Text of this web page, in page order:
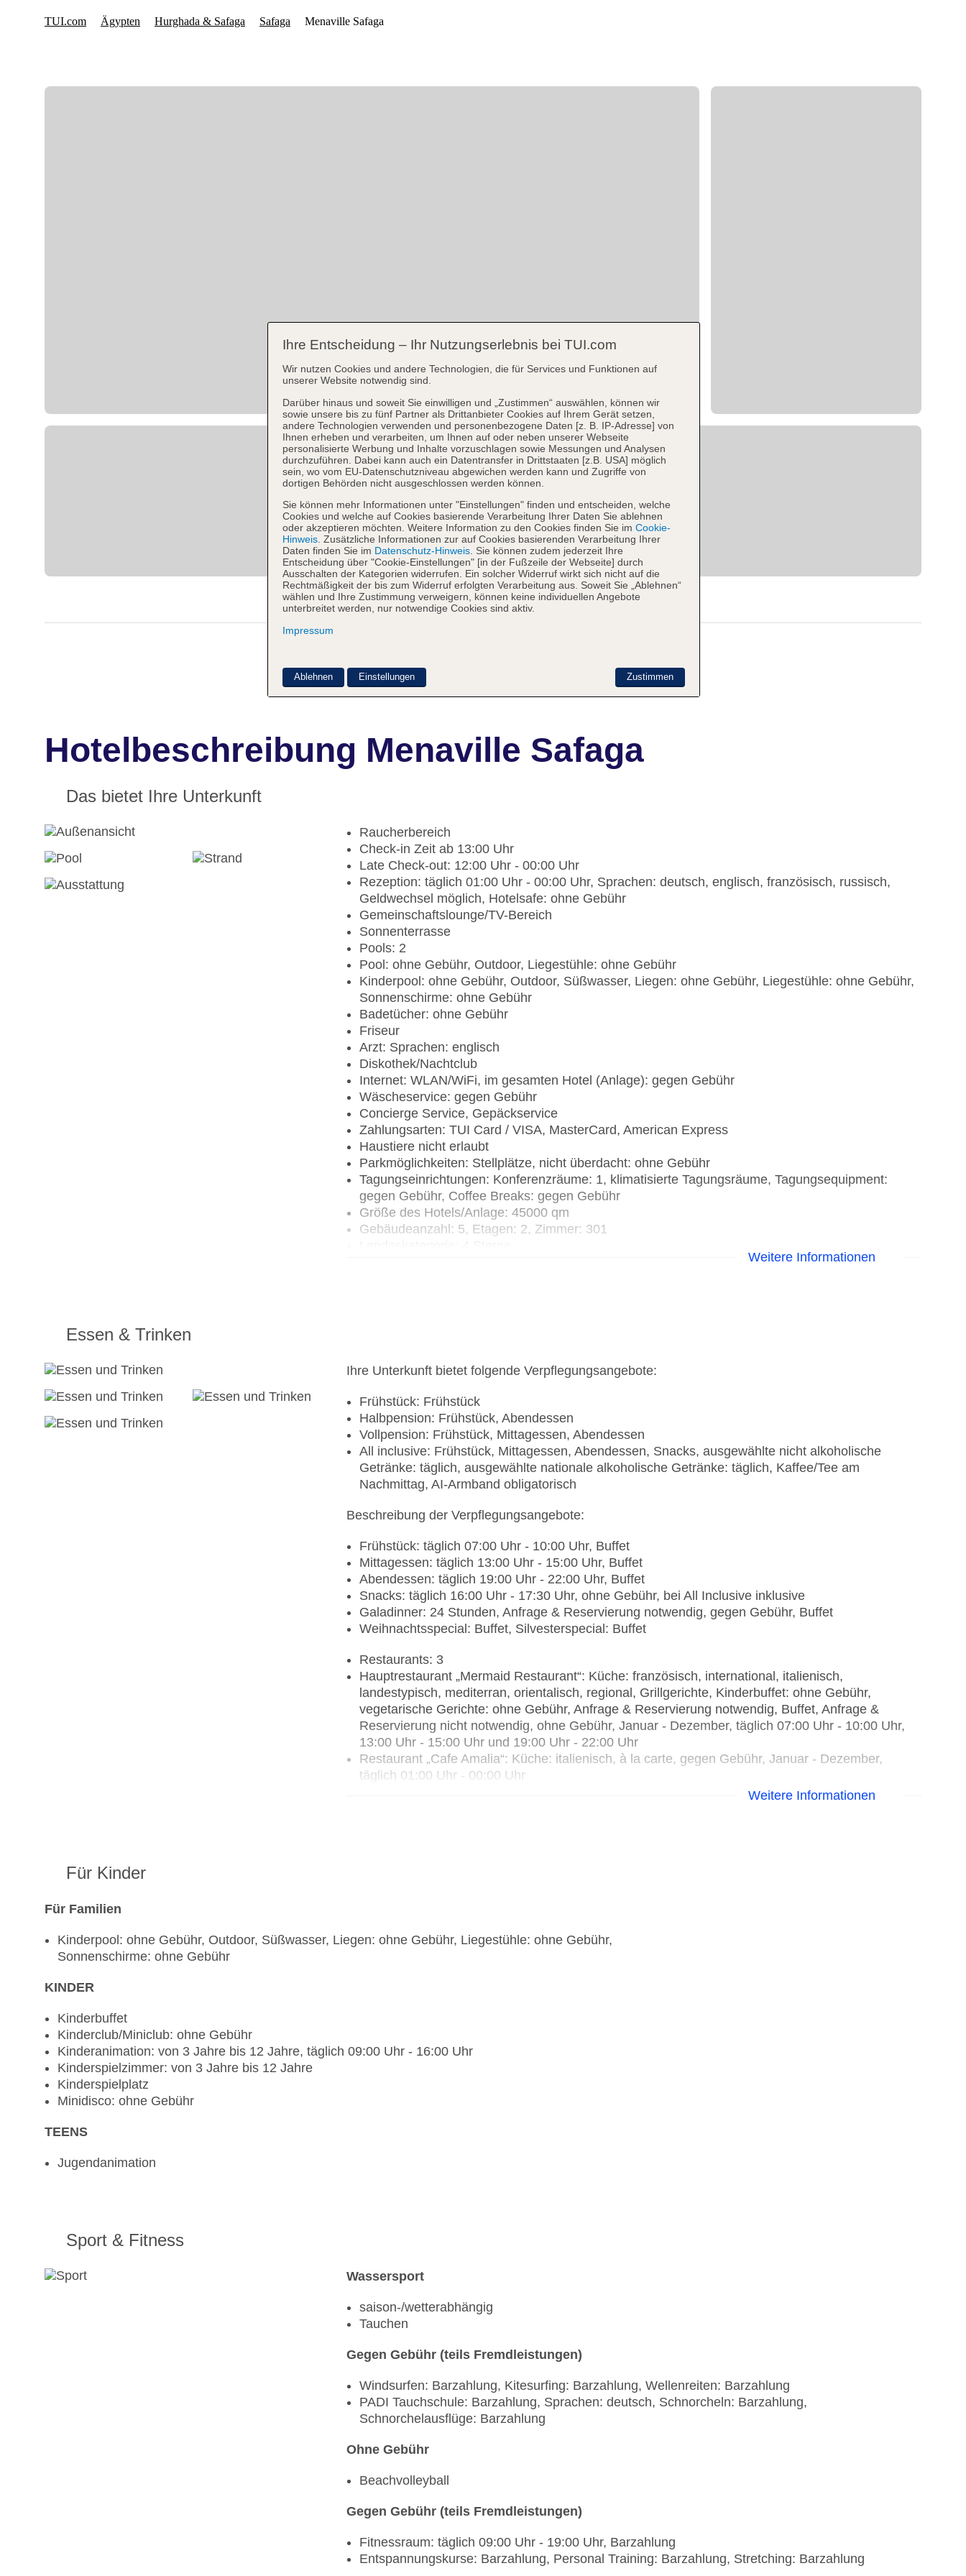
Hotelbeschreibung Menaville Safaga
Das bietet Ihre Unterkunft
Raucherbereich
Check-in Zeit ab 13:00 Uhr
Late Check-out: 12:00 Uhr - 00:00 Uhr
Rezeption: täglich 01:00 Uhr - 00:00 Uhr, Sprachen: deutsch, englisch, französisch, russisch,
Geldwechsel möglich, Hotelsafe: ohne Gebühr
Gemeinschaftslounge/TV-Bereich
Sonnenterrasse
Pools: 2
Pool: ohne Gebühr, Outdoor, Liegestühle: ohne Gebühr
Kinderpool: ohne Gebühr, Outdoor, Süßwasser, Liegen: ohne Gebühr, Liegestühle: ohne Gebühr,
Sonnenschirme: ohne Gebühr
Badetücher: ohne Gebühr
Friseur
Arzt: Sprachen: englisch
Diskothek/Nachtclub
Internet: WLAN/WiFi, im gesamten Hotel (Anlage): gegen Gebühr
Wäscheservice: gegen Gebühr
Concierge Service, Gepäckservice
Zahlungsarten: TUI Card / VISA, MasterCard, American Express
Haustiere nicht erlaubt
Parkmöglichkeiten: Stellplätze, nicht überdacht: ohne Gebühr
Tagungseinrichtungen: Konferenzräume: 1, klimatisierte Tagungsräume, Tagungsequipment:
gegen Gebühr, Coffee Breaks: gegen Gebühr
Größe des Hotels/Anlage: 45000 qm
Gebäudeanzahl: 5, Etagen: 2, Zimmer: 301
Weitere Informationen
Essen & Trinken
Ihre Unterkunft bietet folgende Verpflegungsangebote:
Frühstück: Frühstück
Halbpension: Frühstück, Abendessen
Vollpension: Frühstück, Mittagessen, Abendessen
All inclusive: Frühstück, Mittagessen, Abendessen, Snacks, ausgewählte nicht alkoholische
Getränke: täglich, ausgewählte nationale alkoholische Getränke: täglich, Kaffee/Tee am
Nachmittag, AI-Armband obligatorisch
Beschreibung der Verpflegungsangebote:
Frühstück: täglich 07:00 Uhr - 10:00 Uhr, Buffet
Mittagessen: täglich 13:00 Uhr - 15:00 Uhr, Buffet
Abendessen: täglich 19:00 Uhr - 22:00 Uhr, Buffet
Snacks: täglich 16:00 Uhr - 17:30 Uhr, ohne Gebühr, bei All Inclusive inklusive
Galadinner: 24 Stunden, Anfrage & Reservierung notwendig, gegen Gebühr, Buffet
Weihnachtsspecial: Buffet, Silvesterspecial: Buffet
Restaurants: 3
Hauptrestaurant „Mermaid Restaurant“: Küche: französisch, international, italienisch,
landestypisch, mediterran, orientalisch, regional, Grillgerichte, Kinderbuffet: ohne Gebühr,
vegetarische Gerichte: ohne Gebühr, Anfrage & Reservierung notwendig, Buffet, Anfrage &
Reservierung nicht notwendig, ohne Gebühr, Januar - Dezember, täglich 07:00 Uhr - 10:00 Uhr,
13:00 Uhr - 15:00 Uhr und 19:00 Uhr - 22:00 Uhr
Restaurant „Cafe Amalia“: Küche: italienisch, à la carte, gegen Gebühr, Januar - Dezember,
täglich 01:00 Uhr - 00:00 Uhr
Restaurant „Fish restaurant“: Küche: Fisch/Meeresfrüchte, à la carte, Anfrage & Reservierung
Weitere Informationen
Für Kinder
Für Familien
Kinderpool: ohne Gebühr, Outdoor, Süßwasser, Liegen: ohne Gebühr, Liegestühle: ohne Gebühr,
Sonnenschirme: ohne Gebühr
KINDER
Kinderbuffet
Kinderclub/Miniclub: ohne Gebühr
Kinderanimation: von 3 Jahre bis 12 Jahre, täglich 09:00 Uhr - 16:00 Uhr
Kinderspielzimmer: von 3 Jahre bis 12 Jahre
Kinderspielplatz
Minidisco: ohne Gebühr
TEENS
Jugendanimation
Sport & Fitness
Wassersport
saison-/wetterabhängig
Tauchen
Gegen Gebühr (teils Fremdleistungen)
Windsurfen: Barzahlung, Kitesurfing: Barzahlung, Wellenreiten: Barzahlung
PADI Tauchschule: Barzahlung, Sprachen: deutsch, Schnorcheln: Barzahlung,
Schnorchelausflüge: Barzahlung
Ohne Gebühr
Beachvolleyball
Gegen Gebühr (teils Fremdleistungen)
Fitnessraum: täglich 09:00 Uhr - 19:00 Uhr, Barzahlung
Entspannungskurse: Barzahlung, Personal Training: Barzahlung, Stretching: Barzahlung
Ihre Entscheidung – Ihr Nutzungserlebnis bei TUI.com
Wir nutzen Cookies und andere Technologien, die für Services und Funktionen auf
unserer Website notwendig sind.
Darüber hinaus und soweit Sie einwilligen und „Zustimmen“ auswählen, können wir
sowie unsere bis zu fünf Partner als Drittanbieter Cookies auf Ihrem Gerät setzen,
andere Technologien verwenden und personenbezogene Daten [z. B. IP-Adresse] von
Ihnen erheben und verarbeiten, um Ihnen auf oder neben unserer Webseite
personalisierte Werbung und Inhalte vorzuschlagen sowie Messungen und Analysen
durchzuführen. Dabei kann auch ein Datentransfer in Drittstaaten [z.B. USA] möglich
sein, wo vom EU-Datenschutzniveau abgewichen werden kann und Zugriffe von
dortigen Behörden nicht ausgeschlossen werden können.
Sie können mehr Informationen unter "Einstellungen" finden und entscheiden, welche
Cookies und welche auf Cookies basierende Verarbeitung Ihrer Daten Sie ablehnen
oder akzeptieren möchten. Weitere Information zu den Cookies finden Sie im Cookie-
Hinweis . Zusätzliche Informationen zur auf Cookies basierenden Verarbeitung Ihrer
Daten finden Sie im Datenschutz-Hinweis . Sie können zudem jederzeit Ihre
Entscheidung über "Cookie-Einstellungen" [in der Fußzeile der Webseite] durch
Ausschalten der Kategorien widerrufen. Ein solcher Widerruf wirkt sich nicht auf die
Rechtmäßigkeit der bis zum Widerruf erfolgten Verarbeitung aus. Soweit Sie „Ablehnen“
wählen und Ihre Zustimmung verweigern, können keine individuellen Angebote
unterbreitet werden, nur notwendige Cookies sind aktiv.
Impressum
Zustimmen
Ablehnen Einstellungen